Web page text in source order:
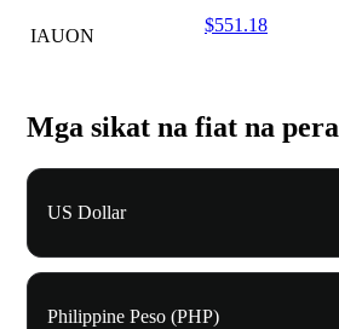
IAUON
$551.18
Mga sikat na fiat na pera
US Dollar
Philippine Peso (PHP)